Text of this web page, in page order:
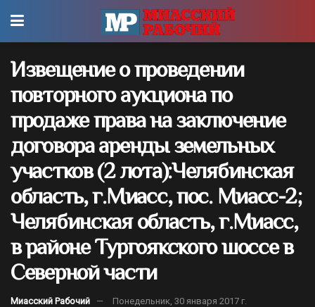
Извещение о проведении
повторного аукциона по
продаже права на заключение
договора аренды земельных
участков (2 лота):Челябинская
область, г.Миасс, пос. Миасс-2;
Челябинская область, г.Миасс,
в районе Тургоякского шоссе в
Северной части
Миасский Рабочий Понедельник, 30 января 2017 г.